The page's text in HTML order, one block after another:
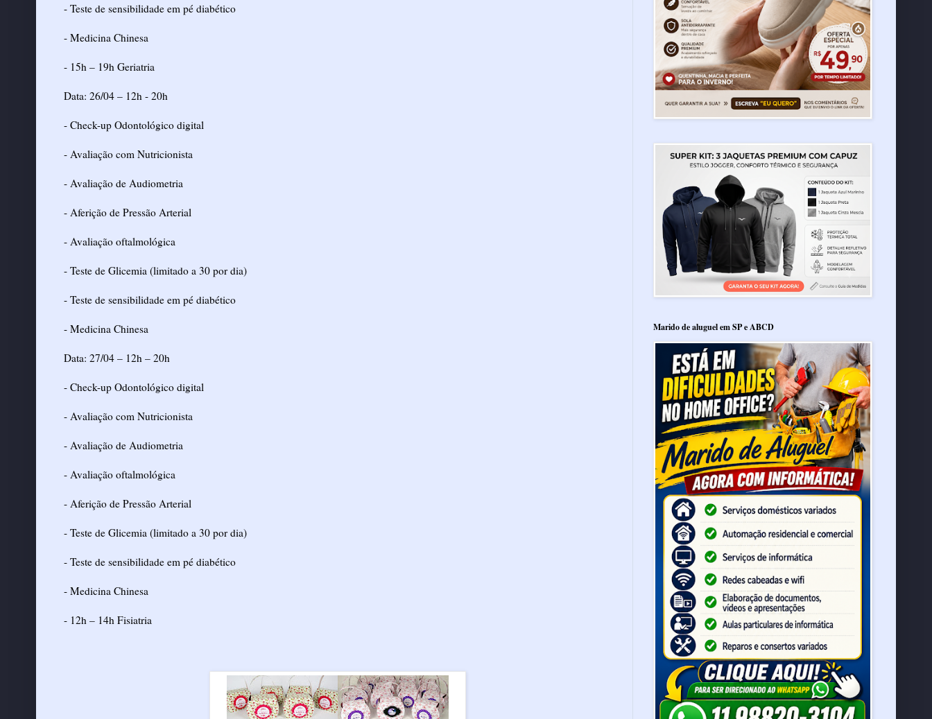
- Teste de sensibilidade em pé diabético
- Medicina Chinesa
- 15h – 19h Geriatria
Data: 26/04 – 12h - 20h
- Check-up Odontológico digital
- Avaliação com Nutricionista
- Avaliação de Audiometria
- Aferição de Pressão Arterial
- Avaliação oftalmológica
- Teste de Glicemia (limitado a 30 por dia)
- Teste de sensibilidade em pé diabético
- Medicina Chinesa
Data: 27/04 – 12h – 20h
- Check-up Odontológico digital
- Avaliação com Nutricionista
- Avaliação de Audiometria
- Avaliação oftalmológica
- Aferição de Pressão Arterial
- Teste de Glicemia (limitado a 30 por dia)
- Teste de sensibilidade em pé diabético
- Medicina Chinesa
- 12h – 14h Fisiatria
Marido de aluguel em SP e ABCD